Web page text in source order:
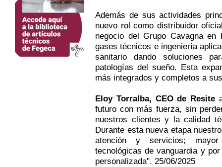
Además de sus actividades
nuevo rol como distribuidor
negocio del Grupo Cavagna en
gases técnicos e ingeniería
sanitario dando soluciones
patologías del sueño. Esta
más integrados y completos a
Eloy Torralba, CEO de Resite
futuro con más fuerza, sin
nuestros clientes y la calidad
Durante esta nueva etapa
atención y servicios; mayor
tecnológicas de vanguardia y
personalizada". 25/06/2025